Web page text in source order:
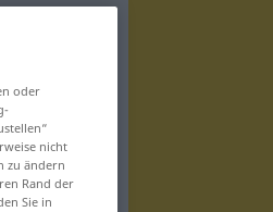
oder
nicht
zu ändern
Rand der
Sie in